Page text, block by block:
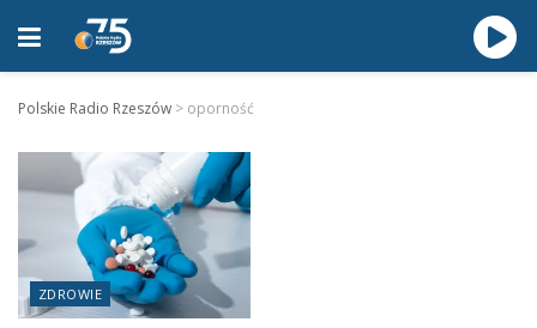
Polskie Radio Rzeszów > oporność
ZDROWIE